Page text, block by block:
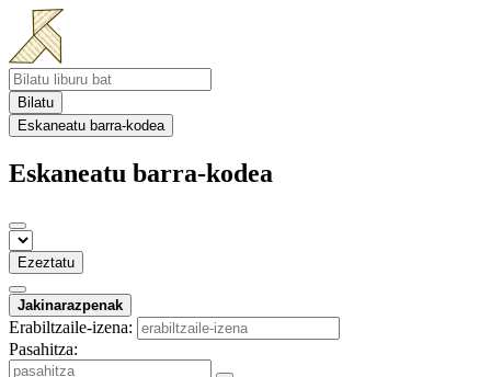
Bilatu
Eskaneatu barra-kodea
Eskaneatu barra-kodea
Ezeztatu
Jakinarazpenak
Erabiltzaile-izena:
Pasahitza: